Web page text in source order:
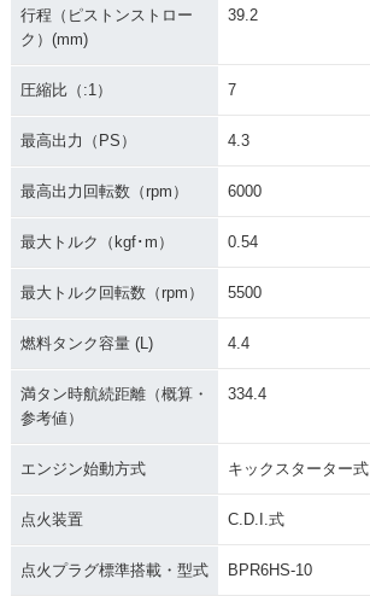
行程（ピストンストロー
ク）(mm)
39.2
圧縮比（:1） 7
最高出力（PS） 4.3
最高出力回転数（rpm） 6000
最大トルク（kgf･m） 0.54
最大トルク回転数（rpm） 5500
燃料タンク容量 (L) 4.4
満タン時航続距離（概算・
参考値）
334.4
エンジン始動方式 キックスターター式
点火装置 C.D.I.式
点火プラグ標準搭載・型式 BPR6HS-10